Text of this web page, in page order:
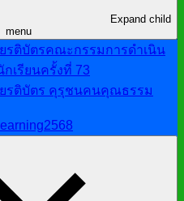
Expand child
menu
รติบัตรคณะกรรมการดำเนิน
เรียนครั้งที่ 73
รติบัตร คุรุชนคนคุณธรรม